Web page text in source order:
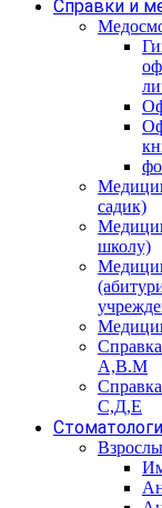
Справки и
садик)
школу)
А,В.М
С,Д,Е